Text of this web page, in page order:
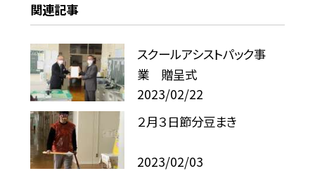
関連記事
スクールアシストパック事
業 贈呈式
2023/02/22
２月３日節分豆まき
2023/02/03